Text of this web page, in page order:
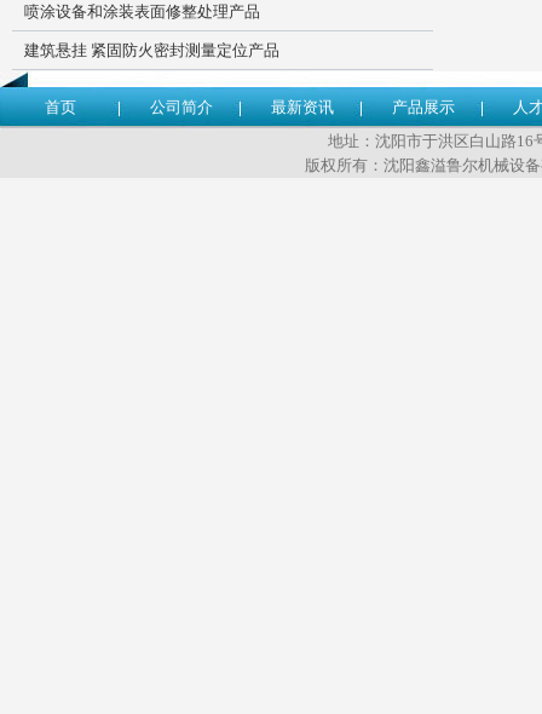
喷涂设备和涂装表面修整处理产品
建筑悬挂 紧固防火密封测量定位产品
首页 公司简介 最新资讯 产品展示
人
地址：沈阳市于洪区白山路16
版权所有：沈阳鑫溢鲁尔机械设